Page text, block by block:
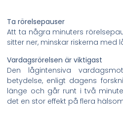
Ta rörelsepauser
Att ta några minuters
sitter ner, minskar riskerna med
Vardagsrörelsen är viktigast
Den lågintensiva
betydelse, enligt dagens
länge och går runt i två
det en stor effekt på flera